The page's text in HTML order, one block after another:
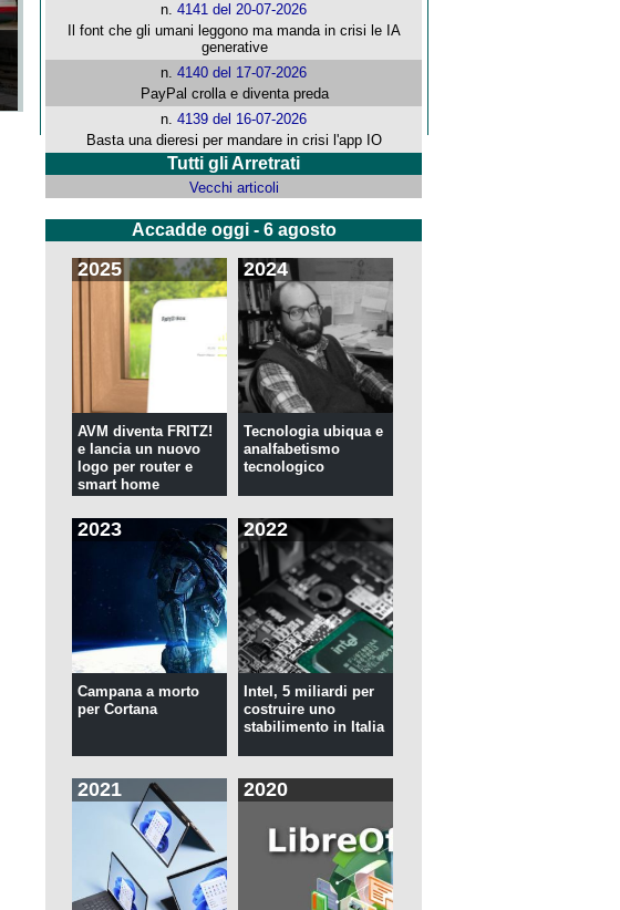
n.4141 del 20-07-2026
Il font che gli umani leggono ma manda in crisi le IA
generative
n.4140 del 17-07-2026
PayPal crolla e diventa preda
n.4139 del 16-07-2026
Basta una dieresi per mandare in crisi l'app IO
Tutti gli Arretrati
Vecchi articoli
Accadde oggi - 6 agosto
2025
AVM diventa FRITZ!
e lancia un nuovo
logo per router e
smart home
2024
Tecnologia ubiqua e
analfabetismo
tecnologico
2023
Campana a morto
per Cortana
2022
Intel, 5 miliardi per
costruire uno
stabilimento in Italia
2021 2020